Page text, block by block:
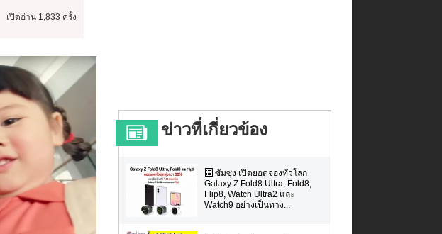
เปิดอ่าน 1,833 ครั้ง
ข่าวที่เกี่ยวข้อง
ซัมซุง เปิดยอดจองทั่วโลก
Galaxy Z Fold8 Ultra, Fold8,
Flip8, Watch Ultra2 และ
Watch9 อย่างเป็นทาง...